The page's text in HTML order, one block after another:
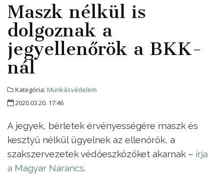
Maszk nélkül is
dolgoznak a
jegyellenőrök a BKK-
nál
Kategória: Munkásvédelem
2020.03.20. 17:46
A jegyek, bérletek érvényességére maszk és
kesztyű nélkül ügyelnek az ellenőrök, a
szakszervezetek védőeszközöket akarnak – írja
a Magyar Narancs.